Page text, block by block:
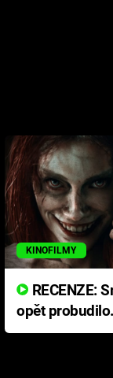
KINOFILMY
opět
přichází s